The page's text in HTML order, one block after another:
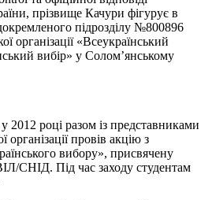
прізвище Качури фігурує в
підрозділу №800896
організації «Всеукраїнський
вибір» у Солом’янському
році разом із представниками
провів акцію з
вибору», присвячену
СНІД. Під час заходу студентам